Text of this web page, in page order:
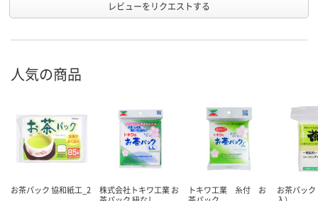
レビューをリクエストする
人気の商品
お茶パック 協和紙工_2
株式会社トキワ工業 お
トキワ工業 糸付 お
お茶パック